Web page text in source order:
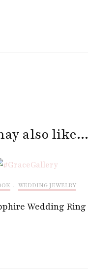
also like...
, WEDDING JEWELRY
Wedding Ring